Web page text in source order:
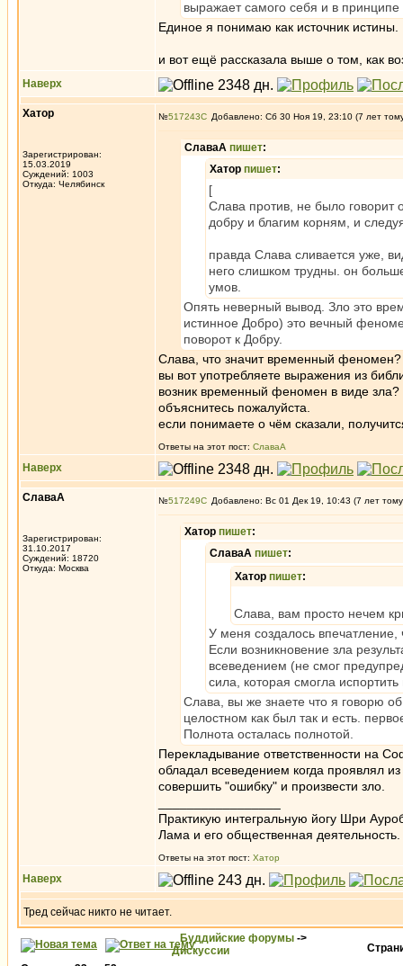
выражает самого себя и в
Единое я понимаю как источник истины.
и вот ещё рассказала выше о том, как
Наверх
Хатор
Зарегистрирован:
15.03.2019
Суждений: 1003
Откуда: Челябинск
№517243 Добавлено: Сб 30 Ноя 19, 23:10 (7 лет
СлаваА пишет:
Хатор пишет:
[
Слава против, не было говорит
добру и благим корням, и
правда Слава сливается уже,
него слишком трудны. он
умов.
Опять неверный вывод. Зло это
истинное Добро) это вечный
поворот к Добру.
Слава, что значит временный феномен?
вы вот употребляете выражения из
возник временный феномен в виде
объяснитесь пожалуйста.
если понимаете о чём сказали,
Ответы на этот пост: СлаваА
Наверх
СлаваА
Зарегистрирован:
31.10.2017
Суждений: 18720
Откуда: Москва
№517249 Добавлено: Вс 01 Дек 19, 10:43 (7 лет
Хатор пишет:
СлаваА пишет:
Хатор пишет:
Слава, вам просто нечем
У меня создалось
Если возникновение зла
всеведением (не смог
сила, которая смогла
Слава, вы же знаете что я говорю
целостном как был так и есть.
Полнота осталась полнотой.
Перекладывание ответственности на
обладал всеведением когда проявлял
совершить "ошибку" и произвести зло.
Практикую интегральную йогу Шри
Лама и его общественная деятельность.
Ответы на этот пост: Хатор
Наверх
Тред сейчас никто не читает.
Буддийские форумы ->
Дискуссии